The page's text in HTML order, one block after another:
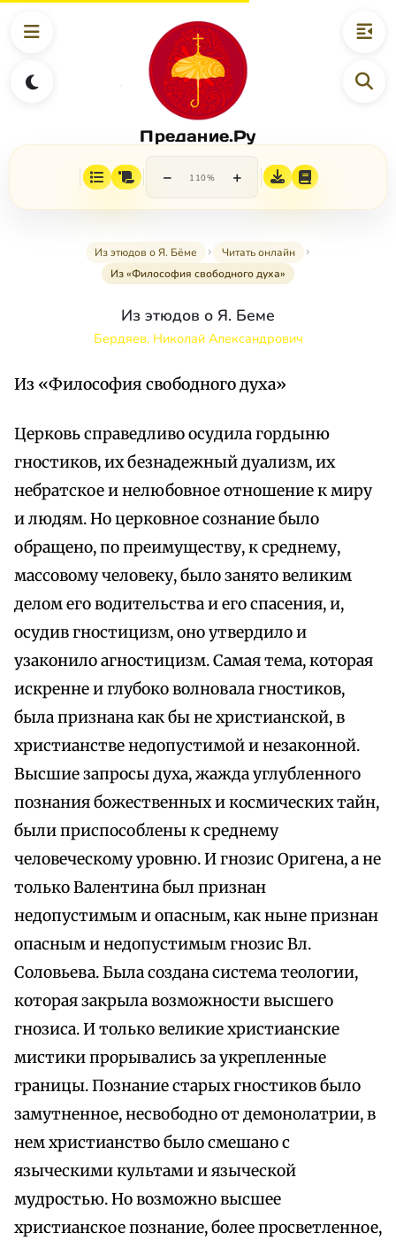
Предание.Ру
− 110% +
Из этюдов о Я. Бёме
Читать онлайн
Из «Философия свободного духа»
Из этюдов о Я. Беме
Бердяев, Николай Александрович
Из «Философия свободного духа»
Церковь справедливо осудила гордыню
гностиков, их безнадежный дуализм, их
небратское и нелюбовное отношение к миру
и людям. Но церковное сознание было
обращено, по преимуществу, к среднему,
массовому человеку, было занято великим
делом его водительства и его спасения, и,
осудив гностицизм, оно утвердило и
узаконило агностицизм. Самая тема, которая
искренне и глубоко волновала гностиков,
была признана как бы не христианской, в
христианстве недопустимой и незаконной.
Высшие запросы духа, жажда углубленного
познания божественных и космических тайн,
были приспособлены к среднему
человеческому уровню. И гнозис Оригена, а не
только Валентина был признан
недопустимым и опасным, как ныне признан
опасным и недопустимым гнозис Вл.
Соловьева. Была создана система теологии,
которая закрыла возможности высшего
гнозиса. И только великие христианские
мистики прорывались за укрепленные
границы. Познание старых гностиков было
замутненное, несвободно от демонолатрии, в
нем христианство было смешано с
языческими культами и языческой
мудростью. Но возможно высшее
христианское познание, более просветленное,